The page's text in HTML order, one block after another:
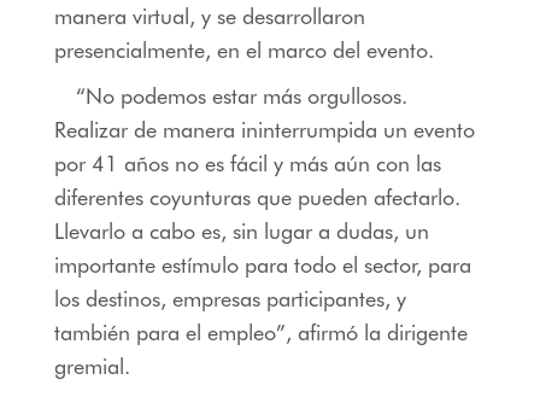
manera virtual, y se desarrollaron
presencialmente, en el marco del evento.
“No podemos estar más orgullosos.
Realizar de manera ininterrumpida un evento
por 41 años no es fácil y más aún con las
diferentes coyunturas que pueden afectarlo.
Llevarlo a cabo es, sin lugar a dudas, un
importante estímulo para todo el sector, para
los destinos, empresas participantes, y
también para el empleo”, afirmó la dirigente
gremial.